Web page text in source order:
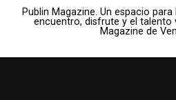
Publin Magazine. Un espacio
encuentro, disfrute y el talento
Magazine de